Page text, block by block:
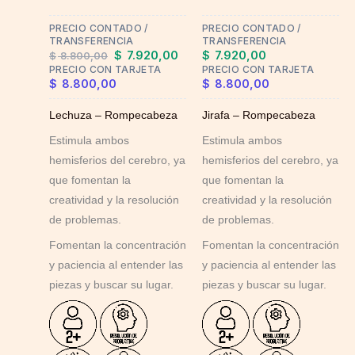
PRECIO CONTADO /
TRANSFERENCIA
$8.800,00 $ 7.920,00
PRECIO CON TARJETA
$ 8.800,00
Lechuza – Rompecabeza
Estimula ambos
hemisferios del cerebro, ya
que fomentan la
creatividad y la resolución
de problemas.
Fomentan la concentración
y paciencia al entender las
piezas y buscar su lugar.
PRECIO CONTADO /
TRANSFERENCIA
$ 7.920,00
PRECIO CON TARJETA
$ 8.800,00
Jirafa – Rompecabeza
Estimula ambos
hemisferios del cerebro, ya
que fomentan la
creatividad y la resolución
de problemas.
Fomentan la concentración
y paciencia al entender las
piezas y buscar su lugar.
be
chosen
on
the
product